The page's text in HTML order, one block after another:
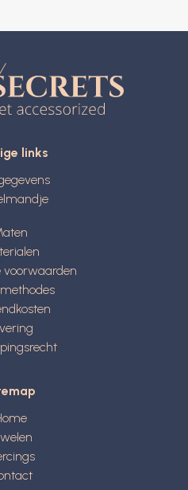
links
voorwaarden